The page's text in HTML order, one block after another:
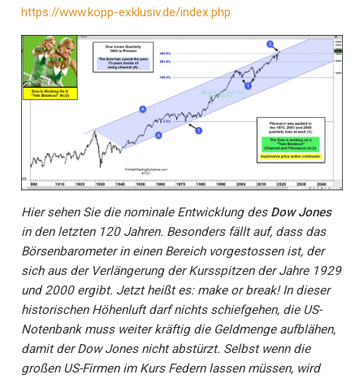
https://www.kopp-exklusiv.de/index.php
Hier sehen Sie die nominale Entwicklung desDow Jones
in den letzten 120 Jahren. Besonders fällt auf, dass das
Börsenbarometer in einen Bereich vorgestossen ist, der
sich aus der Verlängerung der Kursspitzen der Jahre 1929
und 2000 ergibt. Jetzt heißt es: make or break! In dieser
historischen Höhenluft darf nichts schiefgehen, die US-
Notenbank muss weiter kräftig die Geldmenge aufblähen,
damit der Dow Jones nicht abstürzt. Selbst wenn die
großen US-Firmen im Kurs Federn lassen müssen, wird